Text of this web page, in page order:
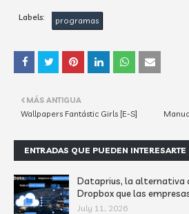
Labels: programas
MÁS ANTIGUA
Wallpapers Fantástic Girls [E-S]
ENTRADAS QUE PUEDEN INTERESARTE
Dataprius, la alternativa
Dropbox que las
July 11, 2026